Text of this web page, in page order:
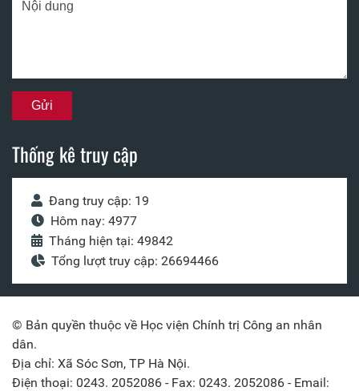
Thống kê truy cập
Đang truy cập: 19
Hôm nay: 4977
Tháng hiện tại: 49842
Tổng lượt truy cập: 26694466
© Bản quyền thuộc về Học viện Chính trị Công an nhân
dân.
Địa chỉ: Xã Sóc Sơn, TP Hà Nội.
Điện thoại: 0243. 2052086 - Fax: 0243. 2052086 - Email: